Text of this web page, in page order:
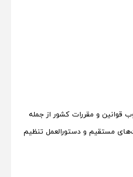
قوانین و مقررات کشور از جمله
1402 کل کشور، قانون مالیات‌های مستقیم و دستورالعمل تنظیم